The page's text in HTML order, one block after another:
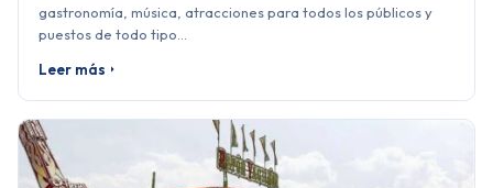
gastronomía, música, atracciones para todos los públicos y
puestos de todo tipo…
Leer más